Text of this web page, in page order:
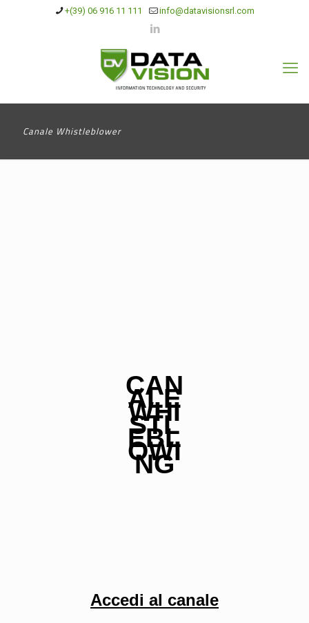
+(39) 06 916 11 111 info@datavisionsrl.com
Canale Whistleblower
CAN
ALE
WHI
STL
EBL
OWI
NG
Accedi al canale